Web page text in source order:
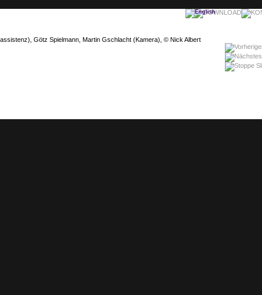
Götz Spielmann, Martin Gschlacht (Kamera), © Nick Albert